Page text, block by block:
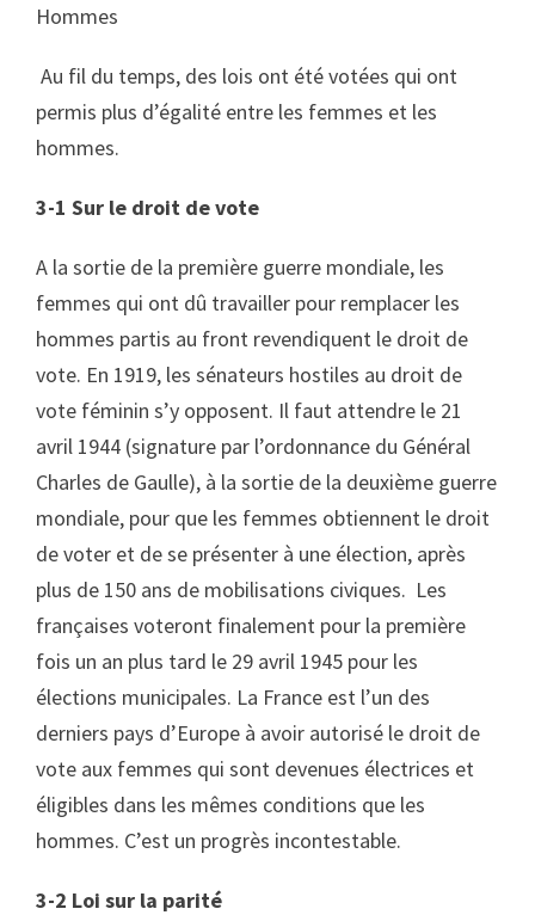
Hommes
Au fil du temps, des lois ont été votées qui ont
permis plus d’égalité entre les femmes et les
hommes.
3-1 Sur le droit de vote
A la sortie de la première guerre mondiale, les
femmes qui ont dû travailler pour remplacer les
hommes partis au front revendiquent le droit de
vote. En 1919, les sénateurs hostiles au droit de
vote féminin s’y opposent. Il faut attendre le 21
avril 1944 (signature par l’ordonnance du Général
Charles de Gaulle), à la sortie de la deuxième guerre
mondiale, pour que les femmes obtiennent le droit
de voter et de se présenter à une élection, après
plus de 150 ans de mobilisations civiques. Les
françaises voteront finalement pour la première
fois un an plus tard le 29 avril 1945 pour les
élections municipales. La France est l’un des
derniers pays d’Europe à avoir autorisé le droit de
vote aux femmes qui sont devenues électrices et
éligibles dans les mêmes conditions que les
hommes. C’est un progrès incontestable.
3-2 Loi sur la parité